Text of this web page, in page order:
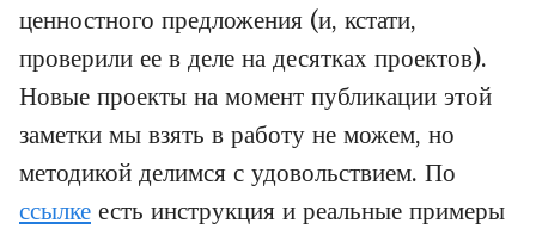
ценностного предложения (и, кстати,
проверили ее в деле на десятках проектов).
Новые проекты на момент публикации этой
заметки мы взять в работу не можем, но
методикой делимся с удовольствием. По
ссылке есть инструкция и реальные примеры